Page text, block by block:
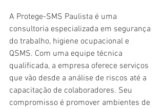
A Protege-SMS Paulista é uma
consultoria especializada em segurança
do trabalho, higiene ocupacional e
QSMS. Com uma equipe técnica
qualificada, a empresa oferece serviços
que vão desde a análise de riscos até a
capacitação de colaboradores. Seu
compromisso é promover ambientes de